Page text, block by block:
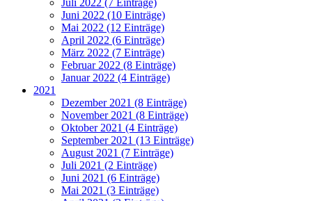
Juni 2022 (10 Einträge)
Mai 2022 (12 Einträge)
April 2022 (6 Einträge)
März 2022 (7 Einträge)
Februar 2022 (8 Einträge)
Januar 2022 (4 Einträge)
2021
Dezember 2021 (8 Einträge)
November 2021 (8 Einträge)
Oktober 2021 (4 Einträge)
September 2021 (13 Einträge)
August 2021 (7 Einträge)
Juli 2021 (2 Einträge)
Juni 2021 (6 Einträge)
Mai 2021 (3 Einträge)